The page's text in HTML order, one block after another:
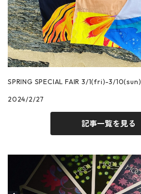
SPRING SPECIAL FAIR 3/1(fri)-3/10(sun)
2024/2/27
記事一覧を見る